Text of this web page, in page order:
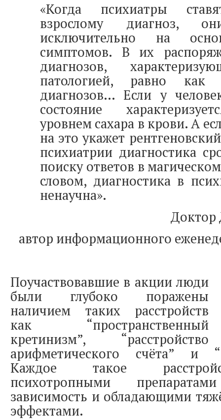
«Когда психиатры
взрослому диагноз,
исключительно на
симптомов. В их
диагнозов,
патологией, равно как
диагнозов… Если у
состояние
уровнем сахара в крови. А
на это укажет
психиатрии диагностика
поиску ответов в
словом, диагностика в
ненаучна».
Доктор
автор информационного
Поучаствовавшие в акции люди
были глубоко поражены
наличием таких расстройств
как “пространственный
кретинизм”, “расстройство
арифметического счёта” и
Каждое такое
психотропными
зависимость и обладающими
эффектами.